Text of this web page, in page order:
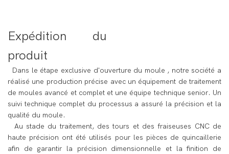
Expédition du
produit
Dans le étape exclusive d'ouverture du moule , notre société a
réalisé une production précise avec un équipement de traitement
de moules avancé et complet et une équipe technique senior. Un
suivi technique complet du processus a assuré la précision et la
qualité du moule.
Au stade du traitement, des tours et des fraiseuses CNC de
haute précision ont été utilisés pour les pièces de quincaillerie
afin de garantir la précision dimensionnelle et la finition de